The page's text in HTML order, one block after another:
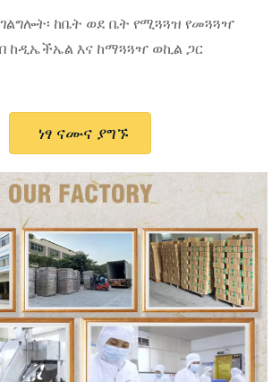
ከቤት ወደ ቤት የሚጓጓዝ የመጓጓዣ
ከዲኤችኤል እና ከማጓጓዣ ወኪል ጋር
ነፃ ናሙና ያግኙ